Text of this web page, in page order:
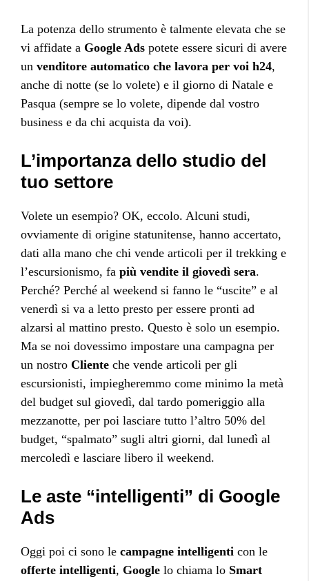
La potenza dello strumento è talmente elevata che se
vi affidate a Google Ads potete essere sicuri di avere
un venditore automatico che lavora per voi h24,
anche di notte (se lo volete) e il giorno di Natale e
Pasqua (sempre se lo volete, dipende dal vostro
business e da chi acquista da voi).
L’importanza dello studio del
tuo settore
Volete un esempio? OK, eccolo. Alcuni studi,
ovviamente di origine statunitense, hanno accertato,
dati alla mano che chi vende articoli per il trekking e
l’escursionismo, fa più vendite il giovedì sera.
Perché? Perché al weekend si fanno le “uscite” e al
venerdì si va a letto presto per essere pronti ad
alzarsi al mattino presto. Questo è solo un esempio.
Ma se noi dovessimo impostare una campagna per
un nostro Cliente che vende articoli per gli
escursionisti, impiegheremmo come minimo la metà
del budget sul giovedì, dal tardo pomeriggio alla
mezzanotte, per poi lasciare tutto l’altro 50% del
budget, “spalmato” sugli altri giorni, dal lunedì al
mercoledì e lasciare libero il weekend.
Le aste “intelligenti” di Google
Ads
Oggi poi ci sono le campagne intelligenti con le
offerte intelligenti, Google lo chiama lo Smart